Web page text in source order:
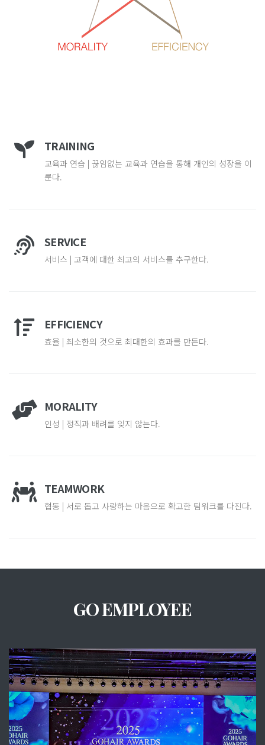
TRAINING
교육과 연습 | 끊임없는 교육과 연습을 통해 개인의 성장을 이
룬다.
SERVICE
서비스 | 고객에 대한 최고의 서비스를 추구한다.
EFFICIENCY
효율 | 최소한의 것으로 최대한의 효과를 만든다.
MORALITY
인성 | 정직과 배려를 잊지 않는다.
TEAMWORK
협동 | 서로 돕고 사랑하는 마음으로 확고한 팀워크를 다진다.
GO EMPLOYEE